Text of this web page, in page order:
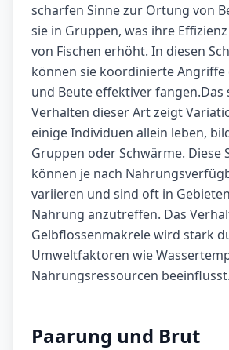
scharfen Sinne zur Ortung von
sie in Gruppen, was ihre
von Fischen erhöht. In diesen
können sie koordinierte
und Beute effektiver fangen.Das
Verhalten dieser Art zeigt
einige Individuen allein leben,
Gruppen oder Schwärme. Diese
können je nach
variieren und sind oft in
Nahrung anzutreffen. Das
Gelbflossenmakrele wird stark
Umweltfaktoren wie
Nahrungsressourcen beeinflusst.
Paarung und Brut